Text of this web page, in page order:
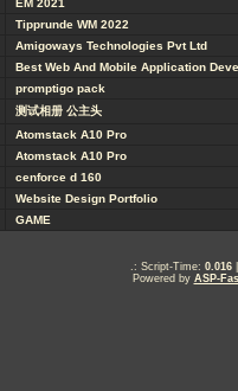
EM 2021
Tipprunde WM 2022
Amigoways Technologies Pvt Ltd
Best Web And Mobile Application
promptigo pack
测试相册 公主头
Atomstack A10 Pro
Atomstack A10 Pro
cenforce d 160
Website Design Portfolio
GAME
.: Script-Time: 0.016
Powered by ASP-